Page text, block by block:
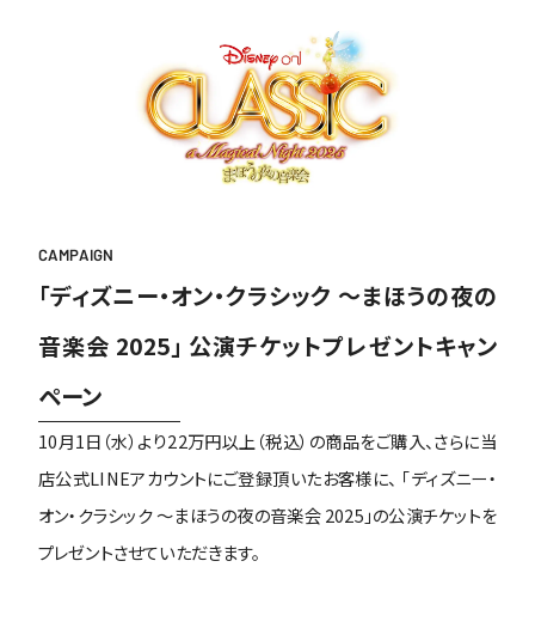
CAMPAIGN
「ディズニー・オン・クラシック 〜まほうの夜の
音楽会 2025」 公演チケットプレゼントキャン
ペーン
10月1日（水）より22万円以上（税込）の商品をご購入、さらに当
店公式LINEアカウントにご登録頂いたお客様に、 「ディズニー・
オン・クラシック 〜まほうの夜の音楽会 2025」の公演チケットを
プレゼントさせていただきます。